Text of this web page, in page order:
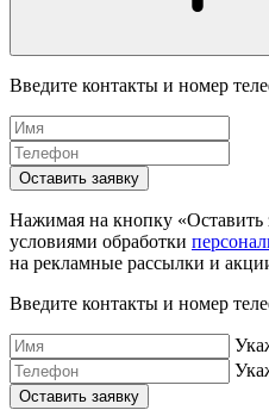
Введите контакты и номер
Оставить заявку
Нажимая на кнопку «Оставить
условиями обработки
на рекламные рассылки и
Введите контакты и номер
Оставить заявку